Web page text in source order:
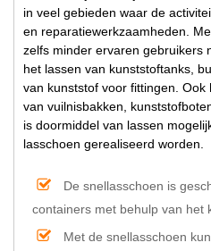
in veel gebieden waar de
en reparatiewerkzaamheden.
zelfs minder ervaren gebruikers
het lassen van kunststoftanks,
van kunststof voor fittingen.
van vuilnisbakken,
is doormiddel van lassen
lasschoen gerealiseerd worden.
De snellasschoen is
containers met behulp van het
Met de snellasschoen